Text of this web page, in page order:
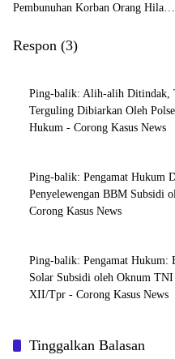
Pembunuhan Korban Orang Hilang
Respon (3)
Ping-balik: Alih-alih Ditindak,
Terguling Dibiarkan Oleh
Hukum - Corong Kasus News
Ping-balik: Pengamat Hukum
Penyelewengan BBM Subsidi
Corong Kasus News
Ping-balik: Pengamat Hukum:
Solar Subsidi oleh Oknum TNI
XII/Tpr - Corong Kasus News
Tinggalkan Balasan